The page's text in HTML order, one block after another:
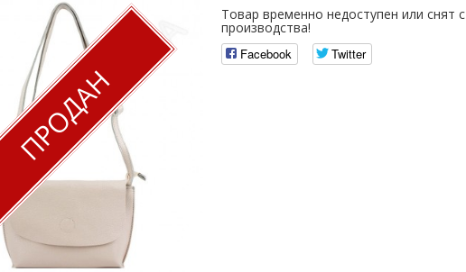
ПРОДАН
Товар временно недоступен или снят с
производства!
Facebook
Twitter